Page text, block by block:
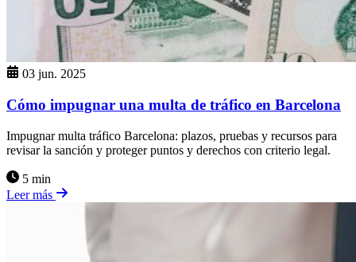
03 jun. 2025
Cómo impugnar una multa de tráfico en Barcelona
Impugnar multa tráfico Barcelona: plazos, pruebas y recursos para
revisar la sanción y proteger puntos y derechos con criterio legal.
5 min
Leer más